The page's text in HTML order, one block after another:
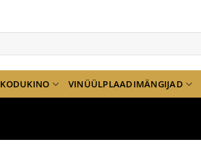
KODUKINO VINÜÜLPLAADIMÄNGIJAD